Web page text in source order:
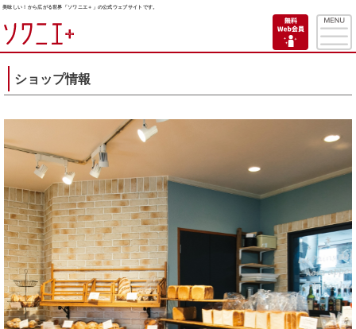
美味しい！から広がる世界「ソワニエ＋」の公式ウェブサイトです。
ショップ情報